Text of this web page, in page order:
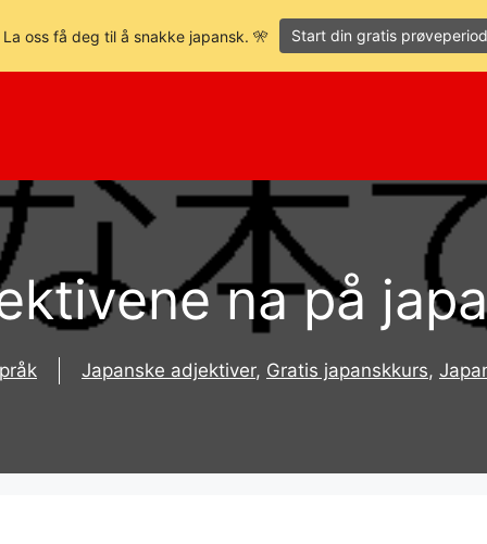
na på
Japanske adjektiver, Gratis japanskkurs,
La oss få deg til å snakke japansk. 🎌 Start din gratis